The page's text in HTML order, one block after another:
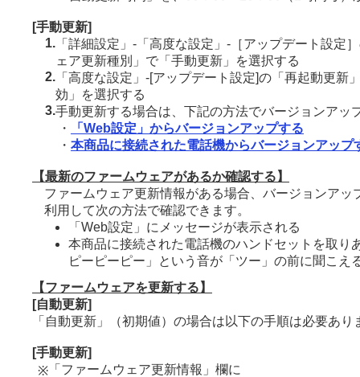
[手動更新]
1. 「詳細設定」-「高度な設定」-［アップデート設定
ェア更新種別」で「手動更新」を選択する
2. 「高度な設定」-[アップデート設定]の「再起動更新
効」を選択する
3.手動更新する場合は、下記の方法でバージョンアッ
・
「Web設定」からバージョンアップする
・ 本商品に接続された電話機からバージョンアップ
【最新のファームウェアがあるか確認する】
ファームウェア更新情報がある場合、バージョンアッ
利用して次の方法で確認できます。
「Web設定」にメッセージが表示される
本商品に接続された電話機のハンドセットを取り
ピーピーピー」という音が「ツー」の前に聞こえ
【ファームウェアを更新する】
[自動更新]
「自動更新」（初期値）の場合は以下の手順は必要あり
[手動更新]
※ 「ファームウェア更新情報」欄に